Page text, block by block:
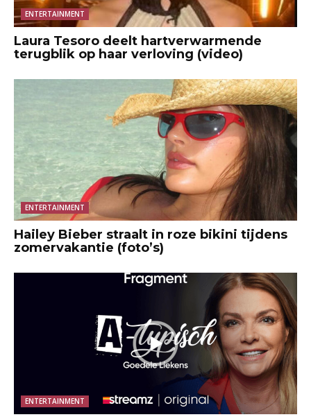
ENTERTAINMENT
Laura Tesoro deelt hartverwarmende
terugblik op haar verloving (video)
ENTERTAINMENT
Hailey Bieber straalt in roze bikini tijdens
zomervakantie (foto’s)
ENTERTAINMENT